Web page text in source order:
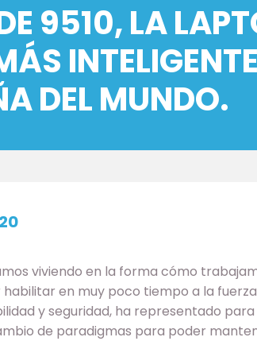
9510, LA
DEL MUNDO.
viviendo en la forma cómo
habilitar en muy poco tiempo a la
y seguridad, ha representado
de paradigmas para poder